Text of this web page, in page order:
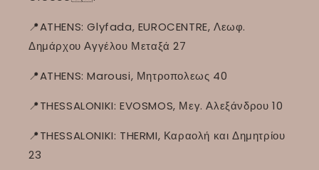
📍ATHENS: Glyfada, EUROCENTRE, Λεωφ.
Δημάρχου Αγγέλου Μεταξά 27
📍ATHENS: Marousi, Μητροπολεως 40
📍THESSALONIKI: EVOSMOS, Μεγ. Αλεξάνδρου 10
📍THESSALONIKI: THERMI, Καραολή και Δημητρίου
23